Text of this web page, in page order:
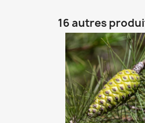
16 autres